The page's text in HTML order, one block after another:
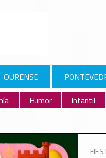
OURENSE
Humor Infantil